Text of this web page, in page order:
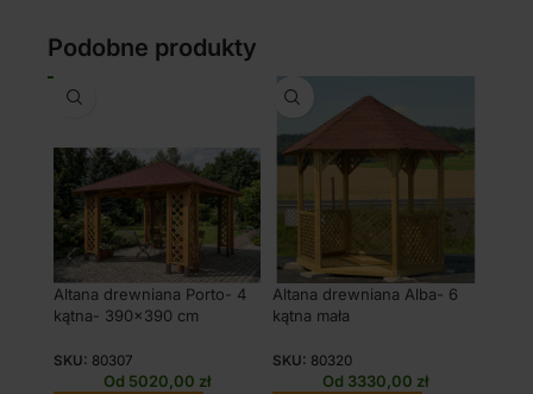
Podobne produkty
Altana drewniana Porto- 4
kątna- 390×390 cm
SKU: 80307
Od 5020,00 zł
Altana drewniana Alba- 6
kątna mała
SKU: 80320
Od 3330,00 zł